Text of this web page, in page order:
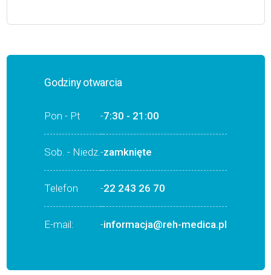
Godziny otwarcia
Pon - Pt -7:30 - 21:00
Sob. - Niedz.-zamknięte
Telefon -22 243 26 70
E-mail: -informacja@reh-medica.pl